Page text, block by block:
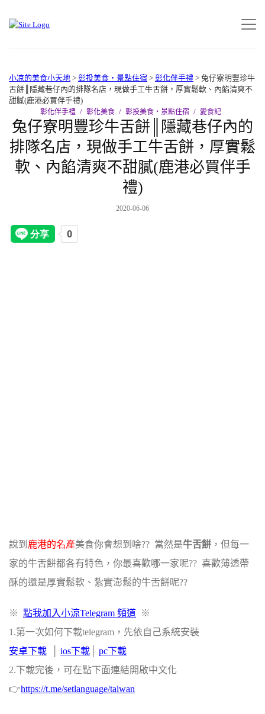
小凉的美食小天地 > 彰投美食‧景點住宿 > 彰化伴手禮 > 兔仔寮明豐珍牛
舌餅║隱藏巷仔內的排隊名店，現做手工牛舌餅，厚實鬆軟、內餡清爽不
甜膩(鹿港必買伴手禮)
彰化伴手禮 彰化美食 彰投美食‧景點住宿 愛食記
兔仔寮明豐珍牛舌餅║隱藏巷仔內的
排隊名店，現做手工牛舌餅，厚實鬆
軟、內餡清爽不甜膩(鹿港必買伴手
禮)
2020-06-06
說到 鹿港的名產美食你會想到啥?? 當然是牛舌餅 ，但每一
家的牛舌餅都各有特色，你最喜歡哪一家呢?? 喜歡薄透帶
酥的還是厚實鬆軟、紮實澎鬆的牛舌餅呢??
※ 點我加入小涼Telegram 頻道 ※
1.第一次如何下載telegram，先依自己系統安裝
安卓下載
ios下載
pc下載
2.下載完後，可在點下面連結開啟中文化
👉https://t.me/setlanguage/taiwan‬